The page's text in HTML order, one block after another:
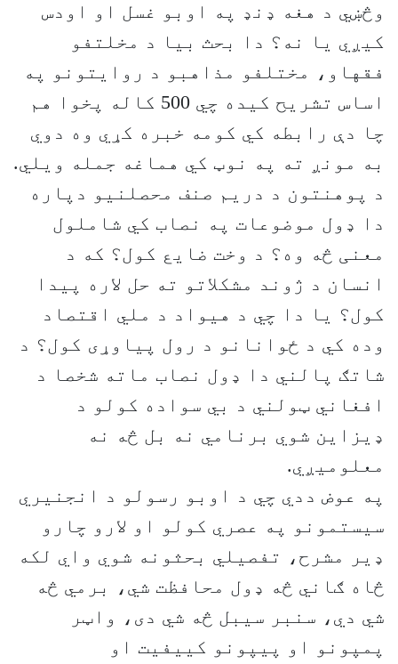
وڅښي د هغه ډنډ په اوبو غسل او اودس
کیږي یا نه؟ دا بحث بیا د مخلتفو
فقهاو، مختلفو مذاهبو د روایتونو په
اساس تشریح کیده چي 500 کاله پخوا هم
چا دې رابطه کي کومه خبره کړي وه دوي
به مونږ ته په نوټ کي هماغه جمله ویلي.
د پوهنتون د دریم صنف محصلنیو دپاره
دا ډول موضوعات په نصاب کي شاملول
معنی څه وه؟ د وخت ضایع کول؟ که د
انسان د ژوند مشکلاتو ته حل لاره پیدا
کول؟ یا دا چي د هیواد د ملي اقتصاد
وده کي د ځوانانو د رول پیاوړی کول؟ د
شاتګ پالني دا ډول نصاب ماته شخصا د
افغاني ټولني د بي سواده کولو د
ډیزاین شوي برنامي نه بل څه نه
معلومیږي.
په عوض ددي چي د اوبو رسولو د انجنیري
سیستمونو په عصري کولو او لارو چارو
ډیر مشرح، تفصیلي بحثونه شوي واي لکه
څاه ګاني څه ډول محافظت شي، برمي څه
شي دي، سنبر سیبل څه شي دی، واټر
پمپونو او پیپونو کییفیت او